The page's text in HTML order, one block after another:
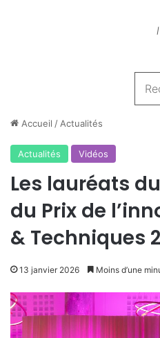
Accueil / Actualités
Actualités Vidéos
Les lauréats
du Prix de
& Techniques
13 janvier 2026 Moins d’une